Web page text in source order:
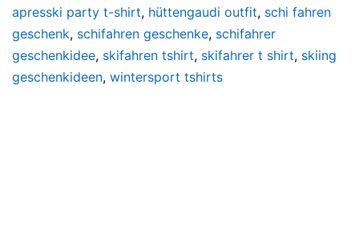
apresski party t-shirt, hüttengaudi outfit, schi fahren
geschenk, schifahren geschenke, schifahrer
geschenkidee, skifahren tshirt, skifahrer t shirt, skiing
geschenkideen, wintersport tshirts